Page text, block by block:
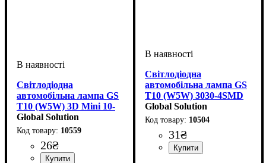
Світлодіодна
автомобільна лампа GS
T10 (W5W) 3D Mini 10-
15V White
Global Solution
10559
26₴
Світлодіодна
автомобільна лампа GS
T10 (W5W) 3030-4SMD
CREE Samsung 12V
White
Global Solution
10504
31₴